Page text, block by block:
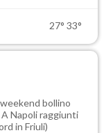
27° 33°
bollino
Napoli raggiunti
in Friuli)